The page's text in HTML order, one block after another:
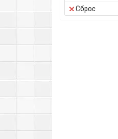
Сброс